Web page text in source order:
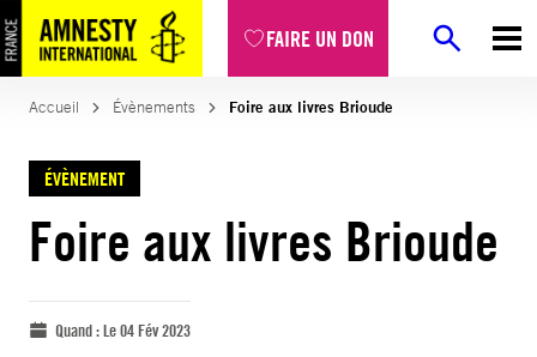
FAIRE UN DON
Accueil Évènements Foire aux livres Brioude
ÉVÈNEMENT
Foire aux livres Brioude
Quand :Le 04 Fév 2023